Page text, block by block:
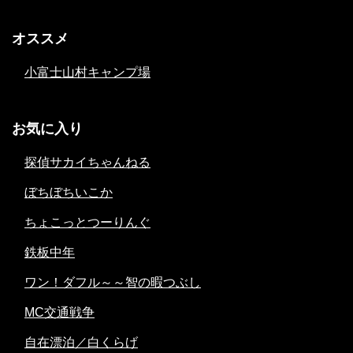
オススメ
小富士山村キャンプ場
お気に入り
探偵サカイちゃんねる
ぼちぼちいこか
ちょこっとつーりんぐ
鉄板中年
ワン！ダフル～～智の暇つぶし
MC交通戦争
自在漂泊／白くらげ